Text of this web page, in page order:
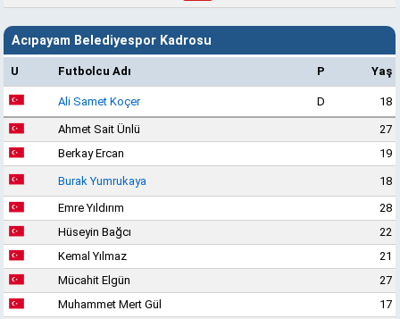
Acıpayam Belediyespor Kadrosu
U Futbolcu Adı P Yaş
Ali Samet Koçer D 18
Ahmet Sait Ünlü
27
Berkay Ercan
19
Burak Yumrukaya
18
Emre Yıldırım
28
Hüseyin Bağcı
22
Kemal Yılmaz
21
Mücahit Elgün
27
Muhammet Mert Gül
17